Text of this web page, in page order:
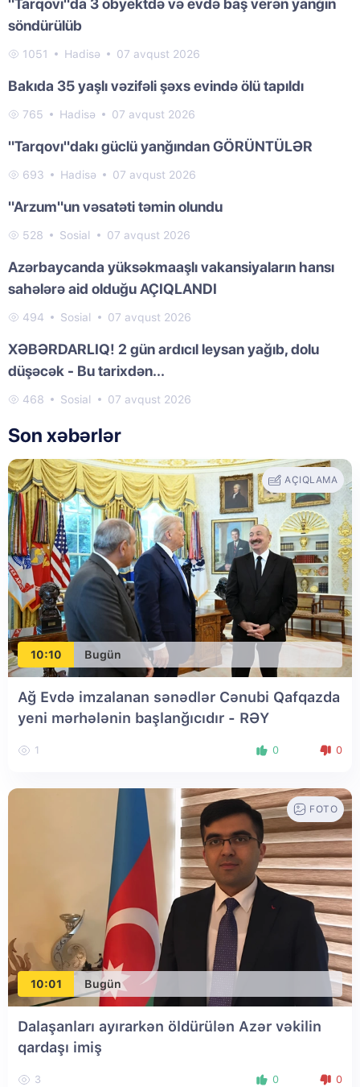
"Tarqovı"da 3 obyektdə və evdə baş verən yanğın
söndürülüb
1051 Hadisə 07 avqust 2026
Bakıda 35 yaşlı vəzifəli şəxs evində ölü tapıldı
765 Hadisə 07 avqust 2026
"Tarqovı"dakı güclü yanğından GÖRÜNTÜLƏR
693 Hadisə 07 avqust 2026
"Arzum"un vəsatəti təmin olundu
528 Sosial 07 avqust 2026
Azərbaycanda yüksəkmaaşlı vakansiyaların hansı
sahələrə aid olduğu AÇIQLANDI
494 Sosial 07 avqust 2026
XƏBƏRDARLIQ! 2 gün ardıcıl leysan yağıb, dolu
düşəcək - Bu tarixdən...
468 Sosial 07 avqust 2026
Son xəbərlər
10:10 Bugün
AÇIQLAMA
Ağ Evdə imzalanan sənədlər Cənubi Qafqazda
yeni mərhələnin başlanğıcıdır - RƏY
1 0 0
10:01 Bugün
FOTO
Dalaşanları ayırarkən öldürülən Azər vəkilin
qardaşı imiş
3 0 0